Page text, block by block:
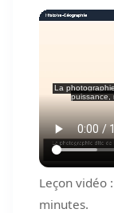
Leçon vidéo
minutes.